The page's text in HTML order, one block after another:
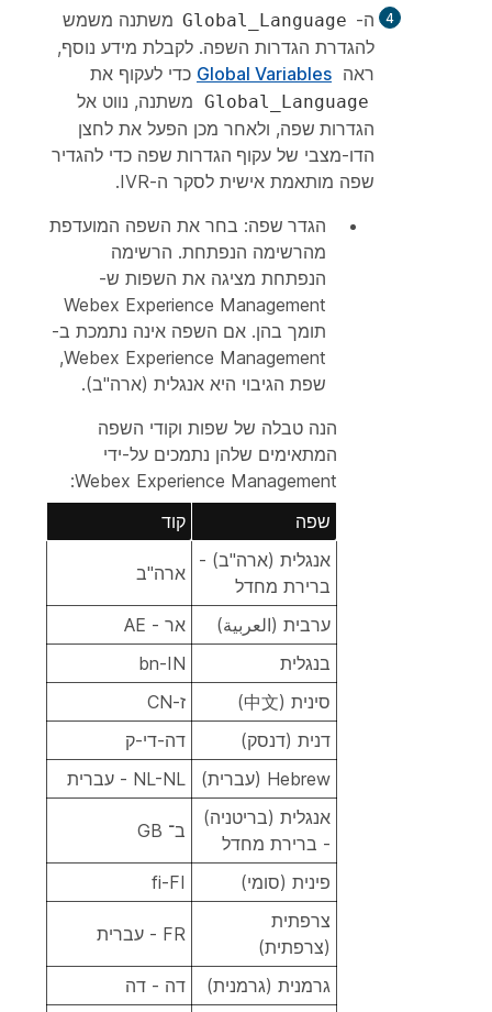
ה- Global_Language משתנה משמש
להגדרת הגדרות השפה. לקבלת מידע נוסף,
ראה Global Variables כדי לעקוף את
Global_Language משתנה, נווט אל
הגדרות שפה, ולאחר מכן הפעל את לחצן
הדו-מצבי של עקוף הגדרות שפה כדי להגדיר
שפה מותאמת אישית לסקר ה-IVR.
הגדר שפה: בחר את השפה המועדפת
מהרשימה הנפתחת. הרשימה
הנפתחת מציגה את השפות ש-
Webex Experience Management
תומך בהן. אם השפה אינה נתמכת ב-
Webex Experience Management,
שפת הגיבוי היא אנגלית (ארה"ב).
הנה טבלה של שפות וקודי השפה
המתאימים שלהן נתמכים על-ידי
Webex Experience Management:
שפה
קוד
אנגלית (ארה"ב) -
ברירת מחדל
ארה"ב
ערבית (العربية)
אר - AE
בנגלית
bn-IN
סינית (中文)
ז-CN
דנית (דנסק)
דה-די-ק
Hebrew (עברית)
NL-NL - עברית
אנגלית (בריטניה)
- ברירת מחדל
ב־ GB
פינית (סומי)
fi-FI
צרפתית
(צרפתית)
FR - עברית
גרמנית (גרמנית)
דה - דה